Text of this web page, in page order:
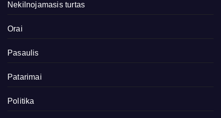
Nekilnojamasis turtas
Orai
Pasaulis
Patarimai
Politika